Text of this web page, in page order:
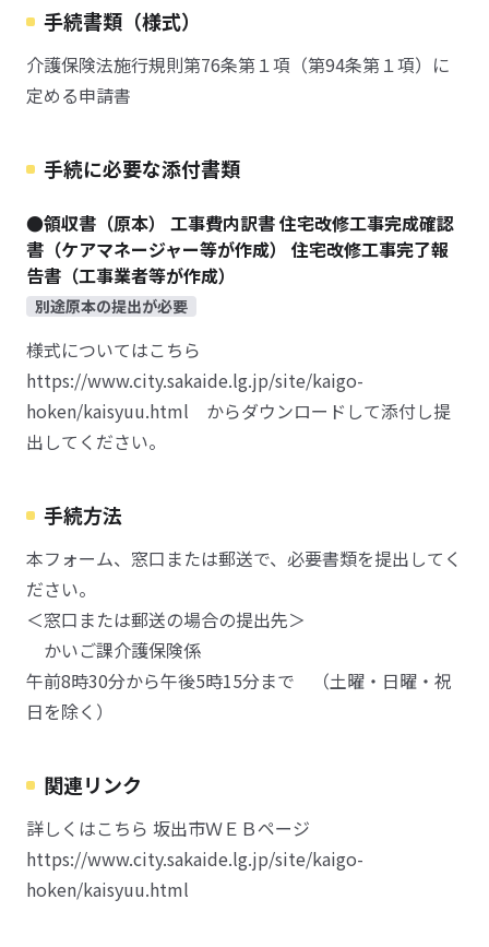
手続書類（様式）
介護保険法施行規則第76条第１項（第94条第１項）に
定める申請書
手続に必要な添付書類
●領収書（原本） 工事費内訳書 住宅改修工事完成確認
書（ケアマネージャー等が作成） 住宅改修工事完了報
告書（工事業者等が作成）
別途原本の提出が必要
様式についてはこちら
https://www.city.sakaide.lg.jp/site/kaigo-
hoken/kaisyuu.html からダウンロードして添付し提
出してください。
手続方法
本フォーム、窓口または郵送で、必要書類を提出してく
ださい。
＜窓口または郵送の場合の提出先＞
かいご課介護保険係
午前8時30分から午後5時15分まで （土曜・日曜・祝
日を除く）
関連リンク
詳しくはこちら 坂出市ＷＥＢページ
https://www.city.sakaide.lg.jp/site/kaigo-
hoken/kaisyuu.html